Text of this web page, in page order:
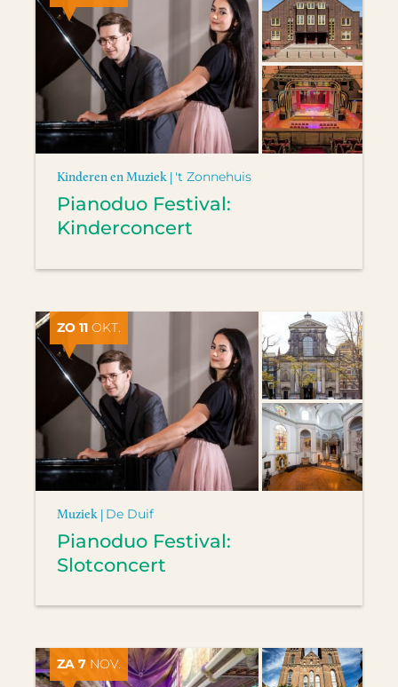
Kinderen en Muziek | 't Zonnehuis
Pianoduo Festival:
Kinderconcert
ZO 11 OKT.
Muziek | De Duif
Pianoduo Festival:
Slotconcert
ZA 7 NOV.